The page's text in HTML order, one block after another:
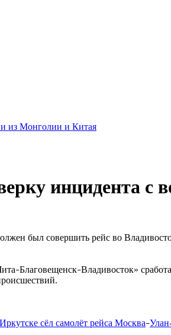
из Монголии и Китая
инцидента с
был совершить рейс во
–Благовещенск–Владивосток»
сёл самолёт рейса Москва–